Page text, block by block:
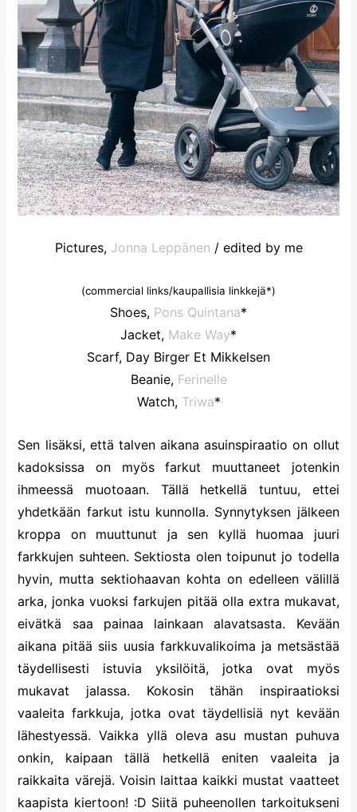
Pictures, Jonna Leppänen / edited by me
(commercial links/kaupallisia linkkejä*)
Shoes, Pons Quintana*
Jacket, Make Way*
Scarf, Day Birger Et Mikkelsen
Beanie, Ferinelle
Watch, Triwa*
Sen lisäksi, että talven aikana asuinspiraatio on ollut
kadoksissa on myös farkut muuttaneet jotenkin
ihmeessä muotoaan. Tällä hetkellä tuntuu, ettei
yhdetkään farkut istu kunnolla. Synnytyksen jälkeen
kroppa on muuttunut ja sen kyllä huomaa juuri
farkkujen suhteen. Sektiosta olen toipunut jo todella
hyvin, mutta sektiohaavan kohta on edelleen välillä
arka, jonka vuoksi farkujen pitää olla extra mukavat,
eivätkä saa painaa lainkaan alavatsasta. Kevään
aikana pitää siis uusia farkkuvalikoima ja metsästää
täydellisesti istuvia yksilöitä, jotka ovat myös
mukavat jalassa. Kokosin tähän inspiraatioksi
vaaleita farkkuja, jotka ovat täydellisiä nyt kevään
lähestyessä. Vaikka yllä oleva asu mustan puhuva
onkin, kaipaan tällä hetkellä eniten vaaleita ja
raikkaita värejä. Voisin laittaa kaikki mustat vaatteet
kaapista kiertoon! :D Siitä puheenollen tarkoitukseni